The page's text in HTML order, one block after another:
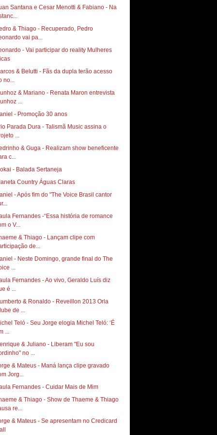
Santana e Cesar Menotti & Fabiano - Na
& Thiago - Recuperado, Pedro
vai pa...
- Vai participar do reality Mulheres
& Belutti - Fãs da dupla terão acesso
no...
& Mariano - Renata Maron entrevista
...
- Promoção 30 anos
Parada Dura - Talismã Music assina o
...
& Guga - Realizam show beneficente
c...
- Balada Sertaneja
Country Águas Claras
- Após fim do "The Voice Brasil cantor
Fernandes -“Essa história de romance
o V...
& Thiago - Lançam clipe com
de...
- Neste Domingo, grande final do The
...
Fernandes - Ao vivo, Geraldo Luís diz
é ...
& Ronaldo - Reveillon 2013 Orla
de ...
Teló - Seu Jorge elogia Michel Teló: ‘É
...
& Juliano - Liberam "Eu sou
no ...
& Mateus - Maná lança clipe gravado
Jorg...
Fernandes - Cuidar Mais de Mim
& Thiago - Show de Thaeme & Thiago
re...
& Mateus - Se apresentam no Credicard